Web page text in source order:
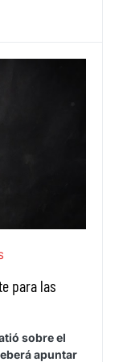
para las
sobre el
apuntar